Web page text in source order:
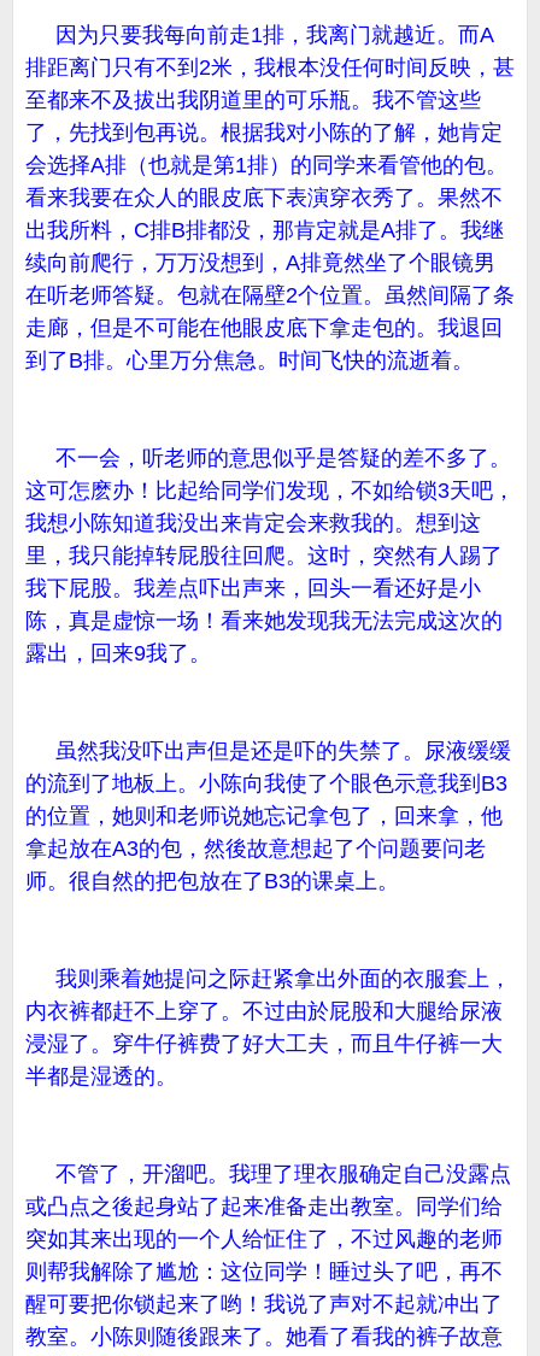
因为只要我每向前走1排，我离门就越近。而A
排距离门只有不到2米，我根本没任何时间反映，甚
至都来不及拔出我阴道里的可乐瓶。我不管这些
了，先找到包再说。根据我对小陈的了解，她肯定
会选择A排（也就是第1排）的同学来看管他的包。
看来我要在众人的眼皮底下表演穿衣秀了。果然不
出我所料，C排B排都没，那肯定就是A排了。我继
续向前爬行，万万没想到，A排竟然坐了个眼镜男
在听老师答疑。包就在隔壁2个位置。虽然间隔了条
走廊，但是不可能在他眼皮底下拿走包的。我退回
到了B排。心里万分焦急。时间飞快的流逝着。
不一会，听老师的意思似乎是答疑的差不多了。
这可怎麽办！比起给同学们发现，不如给锁3天吧，
我想小陈知道我没出来肯定会来救我的。想到这
里，我只能掉转屁股往回爬。这时，突然有人踢了
我下屁股。我差点吓出声来，回头一看还好是小
陈，真是虚惊一场！看来她发现我无法完成这次的
露出，回来9我了。
虽然我没吓出声但是还是吓的失禁了。尿液缓缓
的流到了地板上。小陈向我使了个眼色示意我到B3
的位置，她则和老师说她忘记拿包了，回来拿，他
拿起放在A3的包，然後故意想起了个问题要问老
师。很自然的把包放在了B3的课桌上。
我则乘着她提问之际赶紧拿出外面的衣服套上，
内衣裤都赶不上穿了。不过由於屁股和大腿给尿液
浸湿了。穿牛仔裤费了好大工夫，而且牛仔裤一大
半都是湿透的。
不管了，开溜吧。我理了理衣服确定自己没露点
或凸点之後起身站了起来准备走出教室。同学们给
突如其来出现的一个人给怔住了，不过风趣的老师
则帮我解除了尴尬：这位同学！睡过头了吧，再不
醒可要把你锁起来了哟！我说了声对不起就冲出了
教室。小陈则随後跟来了。她看了看我的裤子故意